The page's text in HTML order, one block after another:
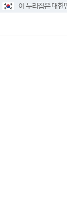
이 누리집은 대한